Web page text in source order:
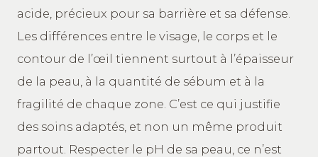
acide, précieux pour sa barrière et sa défense.
Les différences entre le visage, le corps et le
contour de l’œil tiennent surtout à l’épaisseur
de la peau, à la quantité de sébum et à la
fragilité de chaque zone. C’est ce qui justifie
des soins adaptés, et non un même produit
partout. Respecter le pH de sa peau, ce n’est